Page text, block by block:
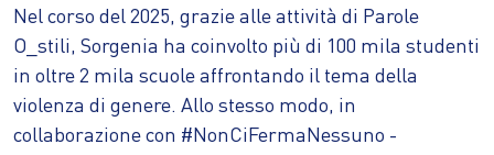
Nel corso del 2025, grazie alle attività di Parole
O_stili, Sorgenia ha coinvolto più di 100 mila studenti
in oltre 2 mila scuole affrontando il tema della
violenza di genere. Allo stesso modo, in
collaborazione con #NonCiFermaNessuno -